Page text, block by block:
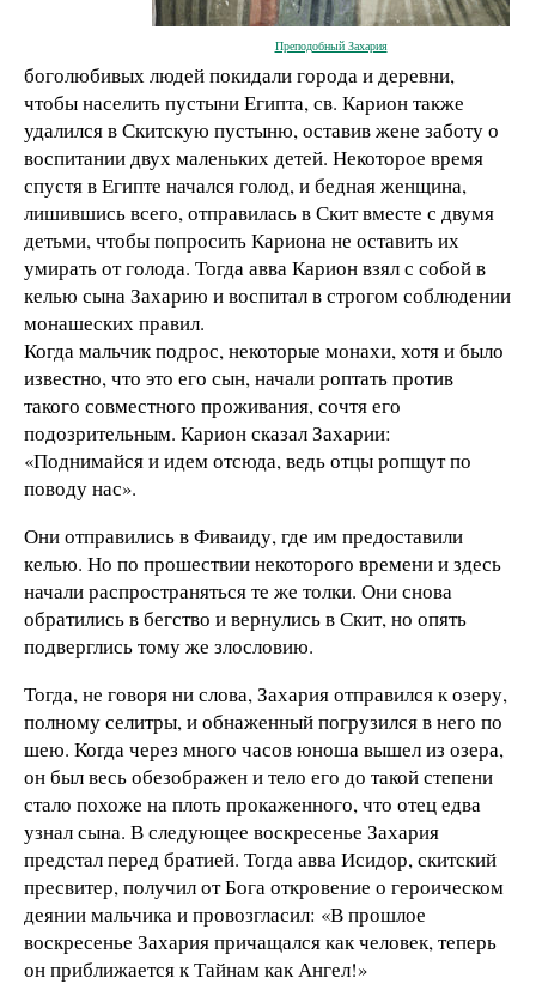
Преподобный Захария
боголюбивых людей покидали города и деревни,
чтобы населить пустыни Египта, св. Карион также
удалился в Скитскую пустыню, оставив жене заботу о
воспитании двух маленьких детей. Некоторое время
спустя в Египте начался голод, и бедная женщина,
лишившись всего, отправилась в Скит вместе с двумя
детьми, чтобы попросить Кариона не оставить их
умирать от голода. Тогда авва Карион взял с собой в
келью сына Захарию и воспитал в строгом соблюдении
монашеских правил.
Когда мальчик подрос, некоторые монахи, хотя и было
известно, что это его сын, начали роптать против
такого совместного проживания, сочтя его
подозрительным. Карион сказал Захарии:
«Поднимайся и идем отсюда, ведь отцы ропщут по
поводу нас».
Они отправились в Фиваиду, где им предоставили
келью. Но по прошествии некоторого времени и здесь
начали распространяться те же толки. Они снова
обратились в бегство и вернулись в Скит, но опять
подверглись тому же злословию.
Тогда, не говоря ни слова, Захария отправился к озеру,
полному селитры, и обнаженный погрузился в него по
шею. Когда через много часов юноша вышел из озера,
он был весь обезображен и тело его до такой степени
стало похоже на плоть прокаженного, что отец едва
узнал сына. В следующее воскресенье Захария
предстал перед братией. Тогда авва Исидор, скитский
пресвитер, получил от Бога откровение о героическом
деянии мальчика и провозгласил: «В прошлое
воскресенье Захария причащался как человек, теперь
он приближается к Тайнам как Ангел!»